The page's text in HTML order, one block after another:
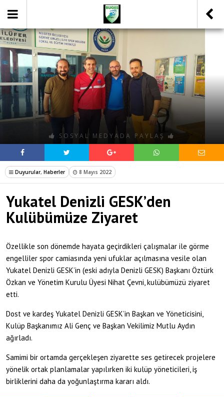
SOSYAL MEDYADA PAYLAŞ
Duyurular, Haberler 8 Mayıs 2022
Yukatel Denizli GESK’den
Kulübümüze Ziyaret
Özellikle son dönemde hayata geçirdikleri çalışmalar ile görme
engelliler spor camiasında yeni ufuklar açılmasına vesile olan
Yukatel Denizli GESK’in (eski adıyla Denizli GESK) Başkanı Öztürk
Özkan ve Yönetim Kurulu Üyesi Nihat Çevni, kulübümüzü ziyaret
etti.
Dost ve kardeş Yukatel Denizli GESK’in Başkan ve Yöneticisini,
Kulüp Başkanımız Ali Genç ve Başkan Vekilimiz Mutlu Aydın
ağırladı.
Samimi bir ortamda gerçekleşen ziyarette ses getirecek projelere
yönelik ortak planlamalar yapılırken iki kulüp yöneticileri, iş
birliklerini daha da yoğunlaştırma kararı aldı.